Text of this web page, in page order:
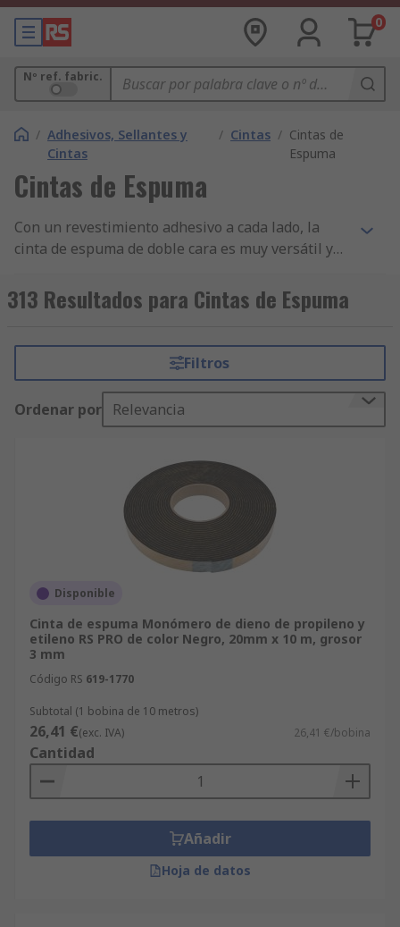
0
Nº ref. fabric.
/ Adhesivos, Sellantes y
Cintas
/ Cintas / Cintas de
Espuma
Cintas de Espuma
Con un revestimiento adhesivo a cada lado, la
cinta de espuma de doble cara es muy versátil y
habitualmente para fines de montaje, como
colgar señales o colocar embellecedores en los
aislamiento, la cinta de espuma también es ideal
para mantener la temperatura o los niveles de
humedad en aplicaciones de sellado. Además,
debido a su alta densidad, la cinta de espuma es
de cintas de espuma de doble cara dispone de
una amplia variedad de densidades y resistencias
a la tracción que son adecuadas para una
variedad de fines.
313 Resultados para Cintas de Espuma
Filtros
Ordenar por Relevancia
Disponible
Cinta de espuma Monómero de dieno de propileno y
etileno RS PRO de color Negro, 20mm x 10 m, grosor
3 mm
Código RS 619-1770
Subtotal (1 bobina de 10 metros)
26,41 €(exc. IVA) 26,41 €/bobina
Cantidad
Añadir
Hoja de datos